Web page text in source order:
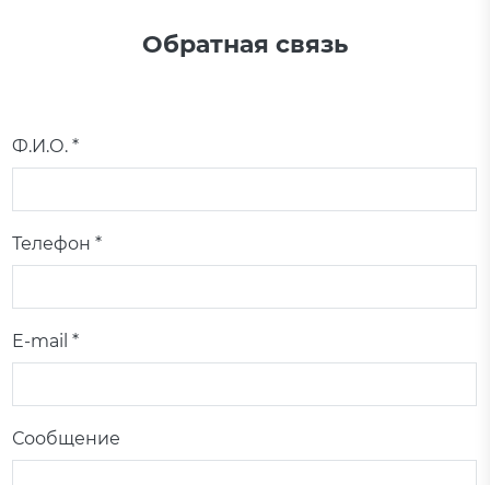
Обратная связь
Ф.И.О. *
Телефон *
E-mail *
Сообщение